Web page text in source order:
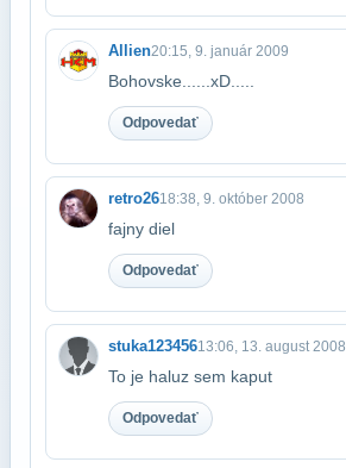
Allien20:15, 9. január 2009
Bohovske......xD.....
Odpovedať
retro2618:38, 9. október 2008
fajny diel
Odpovedať
stuka12345613:06, 13. august 2008
To je haluz sem kaput
Odpovedať